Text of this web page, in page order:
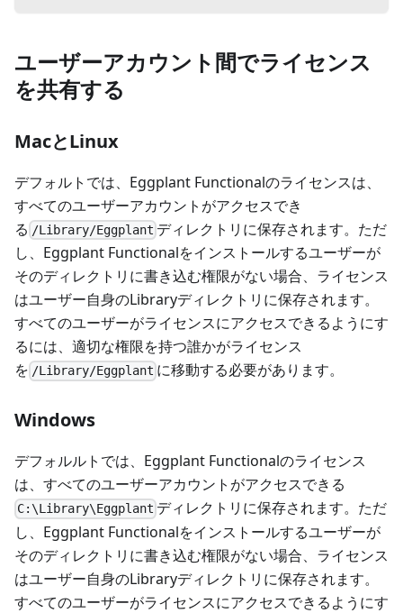
ユーザーアカウント間でライセンス
を共有する
MacとLinux
デフォルトでは、Eggplant Functionalのライセンスは、
すべてのユーザーアカウントがアクセスでき
る /Library/Eggplant ディレクトリに保存されます。ただ
し、Eggplant Functionalをインストールするユーザーが
そのディレクトリに書き込む権限がない場合、ライセンス
はユーザー自身のLibraryディレクトリに保存されます。
すべてのユーザーがライセンスにアクセスできるようにす
るには、適切な権限を持つ誰かがライセンス
を /Library/Eggplant に移動する必要があります。
Windows
デフォルルトでは、Eggplant Functionalのライセンス
は、すべてのユーザーアカウントがアクセスできる
C:\Library\Eggplant ディレクトリに保存されます。ただ
し、Eggplant Functionalをインストールするユーザーが
そのディレクトリに書き込む権限がない場合、ライセンス
はユーザー自身のLibraryディレクトリに保存されます。
すべてのユーザーがライセンスにアクセスできるようにす